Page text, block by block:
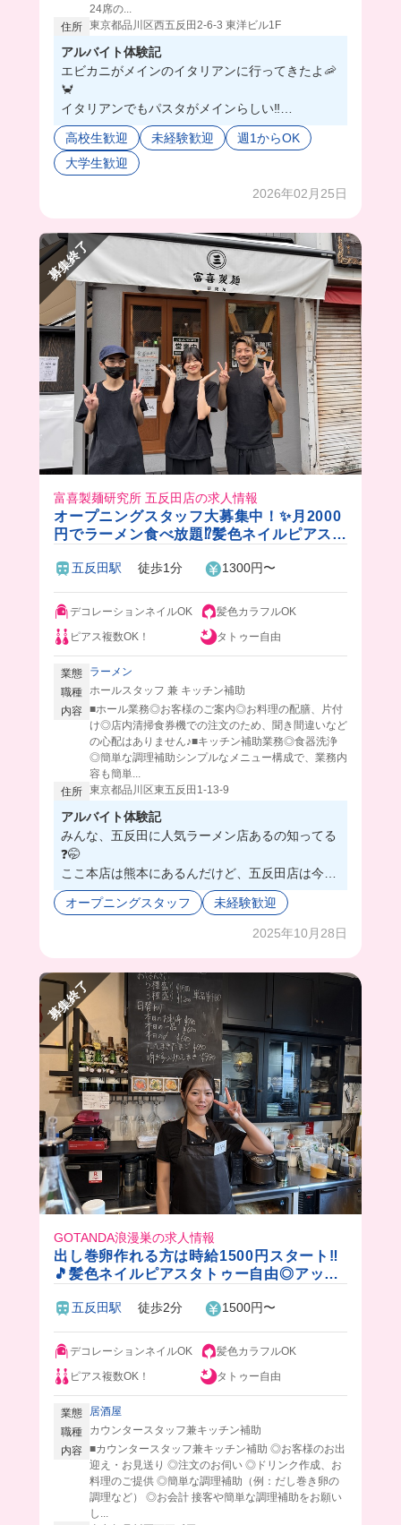
24席の...
住所 東京都品川区西五反田2-6-3 東洋ビル1F
アルバイト体験記
エビカニがメインのイタリアンに行ってきたよ🦐
🦀
イタリアンでもパスタがメインらしい‼️
味は濃厚で美味しいの♡
これがまかないは神すぎ✨
あと店内の至る所にエビやカニが👀❣️
るから、安心して働けそう！🫶
高校生歓迎 未経験歓迎
週1からOK
大学生歓迎
2026年02月25日
募集終了
富喜製麺研究所 五反田店の求人情報
オープニングスタッフ大募集中！✨月2000
円でラーメン食べ放題⁉️髪色ネイルピアスタ
安心！
五反田駅 徒歩1分 1300円〜
デコレーションネイルOK
髪色カラフルOK
ピアス複数OK！
タトゥー自由
業態
ラーメン
職種 ホールスタッフ 兼 キッチン補助
内容 ■ホール業務◎お客様のご案内◎お料理の配膳、片付
け◎店内清掃食券機での注文のため、聞き間違いなど
の心配はありません♪■キッチン補助業務◎食器洗浄
◎簡単な調理補助シンプルなメニュー構成で、業務内
容も簡単...
住所 東京都品川区東五反田1-13-9
アルバイト体験記
みんな、五反田に人気ラーメン店あるの知ってる
❓🤭
ここ本店は熊本にあるんだけど、五反田店は今年
8月にオープンしたばかりだから店内もめっちゃ
綺麗❗️😉
１階が立食スタイルで、２階はテーブル席になっ
お仕事で分からないことがあっても、先輩みんな
優しいからなんでも聞きやすいよ🥺
まかないは2000円チケットを買ったら、絶品ラー
メンをいくらでも食べれちゃうんだって❣️🤤
みんなも一緒にラーメンバイトしちゃおっ！😊🍜
オープニングスタッフ 未経験歓迎
2025年10月28日
募集終了
GOTANDA浪漫巣の求人情報
出し巻卵作れる方は時給1500円スタート‼️
🎵髪色ネイルピアスタトゥー自由◎アット
かない？✨
五反田駅 徒歩2分 1500円〜
デコレーションネイルOK
髪色カラフルOK
ピアス複数OK！
タトゥー自由
業態
居酒屋
職種
カウンタースタッフ兼キッチン補助
内容 ■カウンタースタッフ兼キッチン補助 ◎お客様のお出
迎え・お見送り ◎注文のお伺い ◎ドリンク作成、お
料理のご提供 ◎簡単な調理補助（例：だし巻き卵の
調理など） ◎お会計 接客や簡単な調理補助をお願い
し...